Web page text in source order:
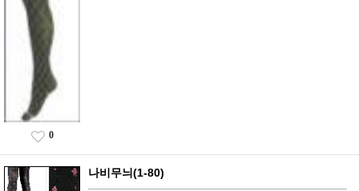
0
나비무늬(1-80)